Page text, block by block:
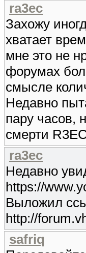
ra3ec
Захожу
хватает
мне это не
форумах
смысле
Недавно
пару часов,
смерти
ra3ec
Недавно
https://
Выложил
http://
safriq